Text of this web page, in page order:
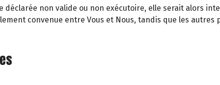
déclarée non valide ou non exécutoire, elle serait alors
convenue entre Vous et Nous, tandis que les autres